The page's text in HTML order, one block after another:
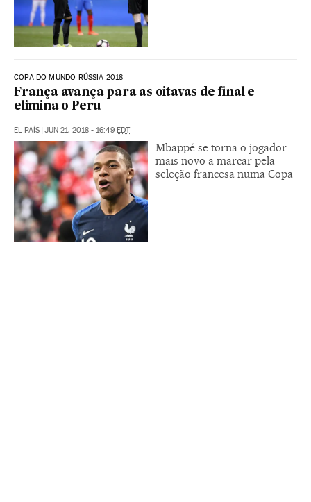
COPA DO MUNDO RÚSSIA 2018
França avança para as oitavas de final e
elimina o Peru
EL PAÍS JUN 21, 2018 - 16:49 EDT
Mbappé se torna o jogador
mais novo a marcar pela
seleção francesa numa Copa